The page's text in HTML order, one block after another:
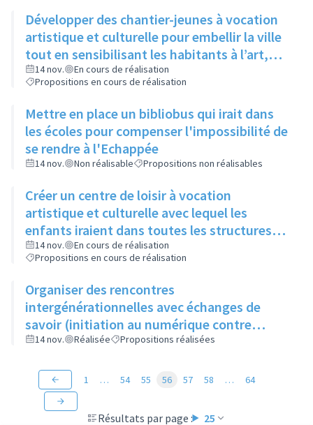
Développer des chantier-jeunes à vocation
artistique et culturelle pour embellir la ville
tout en sensibilisant les habitants à l’art,
pour aider le service culture à participer et à
promouvoir les évènements qu’il organise
14 nov.
En cours de réalisation
Propositions en cours de réalisation
Mettre en place un bibliobus qui irait dans
les écoles pour compenser l'impossibilité de
se rendre à l'Echappée
14 nov. Non réalisable Propositions non réalisables
Créer un centre de loisir à vocation
artistique et culturelle avec lequel les
enfants iraient dans toutes les structures
artistiques et culturelles de la ville pour faire
des ateliers et découvrir les différents
métiers de l'art
14 nov.
En cours de réalisation
Propositions en cours de réalisation
Organiser des rencontres
intergénérationnelles avec échanges de
savoir (initiation au numérique contre
apprentissage du tricot)
14 nov. Réalisée Propositions réalisées
Résultats par page : 25
1 … 54 55 56 57 58 … 64